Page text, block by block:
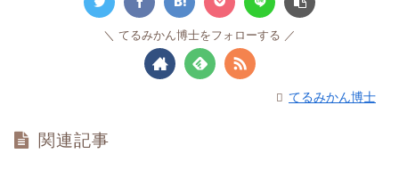
てるみかん博士をフォローする
てるみかん博士
関連記事